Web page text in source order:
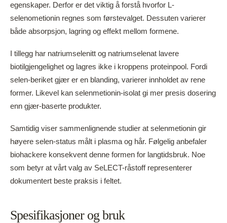
egenskaper. Derfor er det viktig å forstå hvorfor L-
selenometionin regnes som førstevalget. Dessuten varierer
både absorpsjon, lagring og effekt mellom formene.
I tillegg har natriumselenitt og natriumselenat lavere
biotilgjengelighet og lagres ikke i kroppens proteinpool. Fordi
selen-beriket gjær er en blanding, varierer innholdet av rene
former. Likevel kan selenmetionin-isolat gi mer presis dosering
enn gjær-baserte produkter.
Samtidig viser sammenlignende studier at selenmetionin gir
høyere selen-status målt i plasma og hår. Følgelig anbefaler
biohackere konsekvent denne formen for langtidsbruk. Noe
som betyr at vårt valg av SeLECT-råstoff representerer
dokumentert beste praksis i feltet.
Spesifikasjoner og bruk